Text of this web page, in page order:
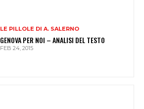
LE PILLOLE DI A. SALERNO
GENOVA PER NOI – ANALISI DEL TESTO
FEB 24, 2015